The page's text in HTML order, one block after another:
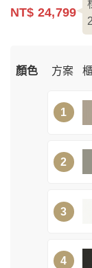
NT$ 24,799
顏色 方案
1
2
3
4